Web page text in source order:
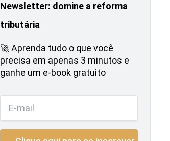
Newsletter: domine a reforma
tributária
🚀 Aprenda tudo o que você
precisa em apenas 3 minutos e
ganhe um e-book gratuito